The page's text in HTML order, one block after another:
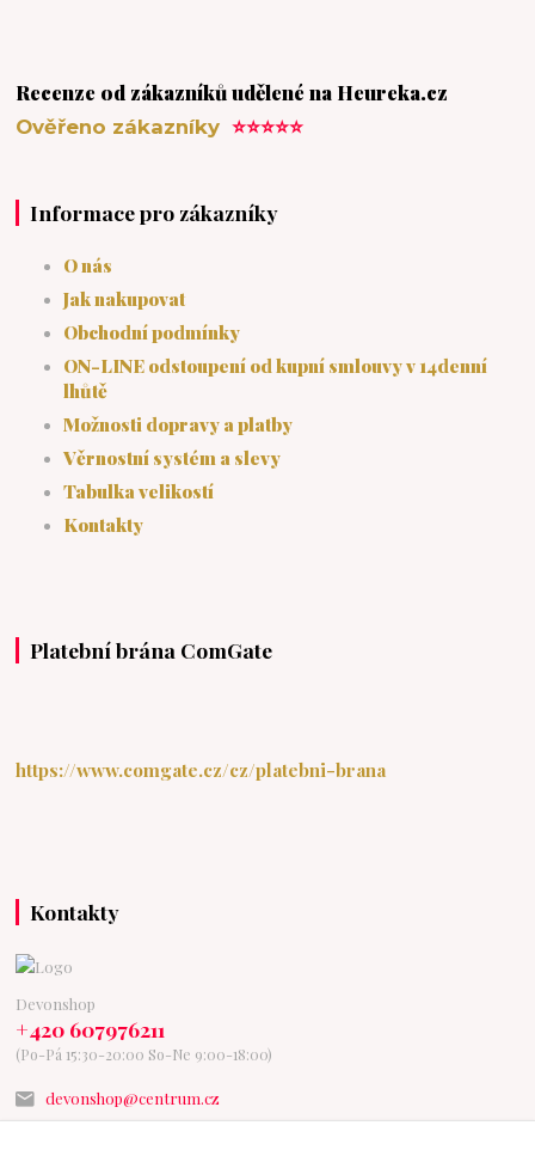
Recenze od zákazníků udělené na Heureka.cz
Ověřeno zákazníky⭐⭐⭐⭐⭐
Informace pro zákazníky
O nás
Jak nakupovat
Obchodní podmínky
ON-LINE odstoupení od kupní smlouvy v 14denní
lhůtě
Možnosti dopravy a platby
Věrnostní systém a slevy
Tabulka velikostí
Kontakty
Platební brána ComGate
https://www.comgate.cz/cz/platebni-brana
Kontakty
Devonshop
+420 607976211
(Po-Pá 15:30-20:00 So-Ne 9:00-18:00)
devonshop@centrum.cz